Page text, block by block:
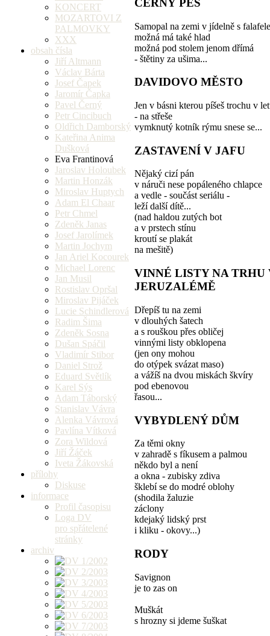
KONCERT
MOZARTOVI Z
PALMOVKY
XXX
obsah čísla
Jiří Altmann
Václav Bárta
Josef Čapek
Jaromír Čapka
Pavel Černý
Petr Cincibuch
Oldřich Damborský
Kateřina Anima
Dušková
Eva Frantinová
Jaroslav Holoubek
Martin Honzák
Miroslav Huptych
Adam El Chaar
Petr Chmel
Zdeněk Janas
Josef Jarolímek
Martin Jochym
Jan Ariel Kocourek
Michael Lorenc
Jan Musil
Rostislav Opršal
Miroslav Pijáček
Lucie Schindlerová
Radim Šima
Zdeněk Sosna
Dušan Spáčil
Vladimír Stibor
Daniel Strož
Eduard Světlík
Karel Sýs
Adam Táborský
Stanislav Vávra
Alenka Vávrová
Pavlína Vítková
Zora Wildová
Jiří Žáček
Iveta Žákovská
přílohy
Diskuse
informace
Profil časopisu
Loga DV
pro spřátelené
stránky
archiv
ČERNÝ PES
Samopal na zemi v jídelně s
možná má také hlad
možná pod stolem jenom dřímá
- štětiny za ušima...
DAVIDOVO MĚSTO
Jen v básni kterou píšeš trochu v
- na střeše
vymknutý kotník rýmu snese se...
ZASTAVENÍ V JAFU
Nějaký cizí pán
v náruči nese popáleného chlapce
a vedle - součást seriálu -
leží další dítě...
(nad haldou zutých bot
a v prstech stínu
kroutí se plakát
na mešitě)
VINNÉ LISTY NA TRHU
JERUZALÉMĚ
Dřepíš tu na zemi
v dlouhých šatech
a s rouškou přes obličej
vinnými listy obklopena
(jen ony mohou
do otýpek svázat maso)
a vážíš na dvou miskách škvíry
pod ebenovou
řasou...
VYBYDLENÝ DŮM
Za těmi okny
v zahradě s fíkusem a palmou
někdo byl a není
a okna - zubisky zdiva
šklebí se do modré oblohy
(shodila žaluzie
záclony
kdejaký lidský prst
i kliku - okovy...)
RODY
Savignon
je to zas on
Muškát
s hrozny si jdeme šuškat